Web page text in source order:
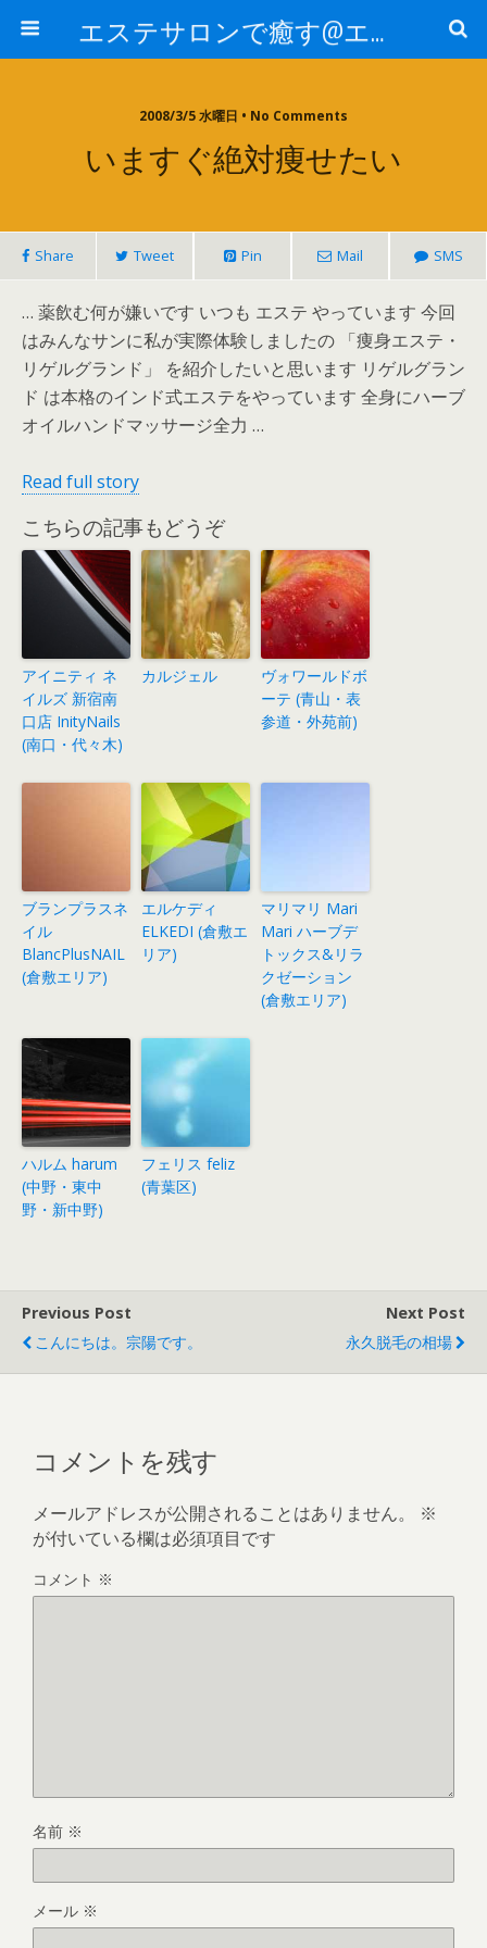
エステサロンで癒す@エステ～全国エステ情報
2008/3/5 水曜日 • No Comments
いますぐ絶対痩せたい
Share Tweet Pin Mail SMS
… 薬飲む何が嫌いです いつも エステ やっています 今回
はみんなサンに私が実際体験しましたの 「痩身エステ・
リゲルグランド」 を紹介したいと思います リゲルグラン
ド は本格のインド式エステをやっています 全身にハーブ
オイルハンドマッサージ全力 …
Read full story
こちらの記事もどうぞ
アイニティ ネ
イルズ 新宿南
口店 InityNails
(南口・代々木)
カルジェル
ヴォワールドボ
ーテ (青山・表
参道・外苑前)
ブランプラスネ
イル
BlancPlusNAIL
(倉敷エリア)
エルケディ
ELKEDI (倉敷エ
リア)
マリマリ Mari
Mari ハーブデ
トックス&リラ
クゼーション
(倉敷エリア)
ハルム harum
(中野・東中
野・新中野)
フェリス feliz
(青葉区)
Previous Post
こんにちは。宗陽です。
Next Post
永久脱毛の相場
コメントを残す
メールアドレスが公開されることはありません。
※
が付いている欄は必須項目です
コメント ※
名前 ※
メール ※